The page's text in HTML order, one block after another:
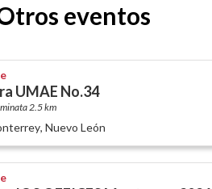
eventos
UMAE No.34
2.5 km
, Nuevo León